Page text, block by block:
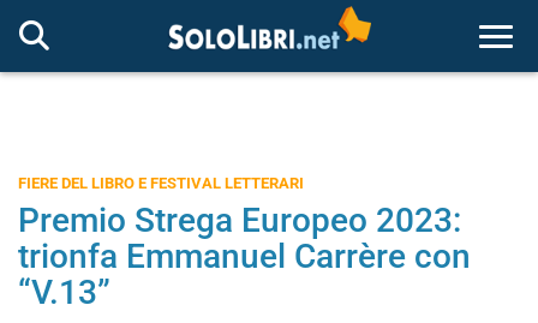
FIERE DEL LIBRO E FESTIVAL LETTERARI
Premio Strega Europeo 2023:
trionfa Emmanuel Carrère con
“V.13”